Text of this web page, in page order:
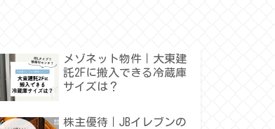
メゾネット物件｜大東建
託2Fに搬入できる冷蔵庫
サイズは？
株主優待｜JBイレブンの